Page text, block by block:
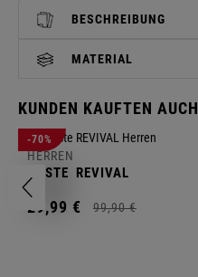
BESCHREIBUNG
MATERIAL
KUNDEN KAUFTEN AUCH
-70%
HERREN
WESTE REVIVAL
29,99 € 99,90 €